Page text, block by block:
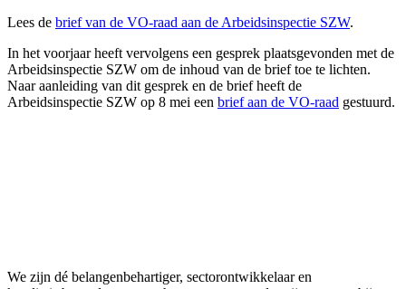
Lees de brief van de VO-raad aan de Arbeidsinspectie SZW.
In het voorjaar heeft vervolgens een gesprek plaatsgevonden met de
Arbeidsinspectie SZW om de inhoud van de brief toe te lichten.
Naar aanleiding van dit gesprek en de brief heeft de
Arbeidsinspectie SZW op 8 mei een brief aan de VO-raad gestuurd.
We zijn dé belangenbehartiger, sectorontwikkelaar en